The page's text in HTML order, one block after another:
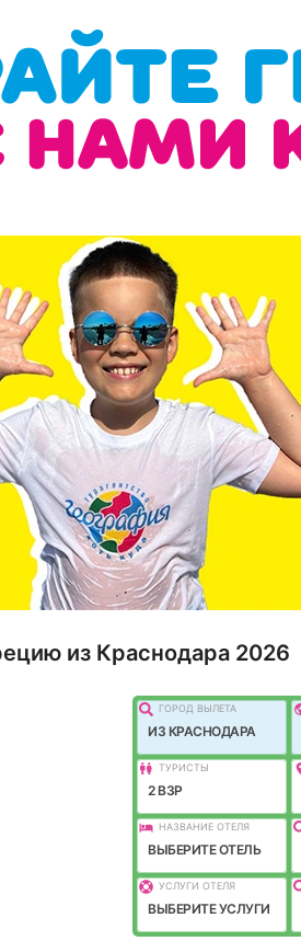
из Краснодара 2026
ГОРОД ВЫЛEТА
ИЗ КРАСНОДАРА
ТУРИСТЫ
2 ВЗР
НАЗВАНИЕ ОТЕЛЯ
ВЫБЕРИТЕ ОТЕЛЬ
УСЛУГИ ОТЕЛЯ
ВЫБЕРИТЕ УСЛУГИ